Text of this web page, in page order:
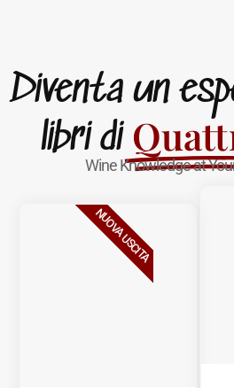
Diventa un
libri di
Wine Knowledge at
NUOVA USCITA